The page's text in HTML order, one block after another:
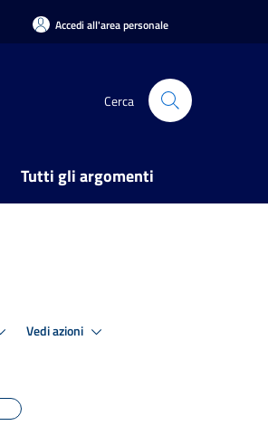
Accedi all'area personale
Cerca
Tutti gli argomenti
Vedi azioni